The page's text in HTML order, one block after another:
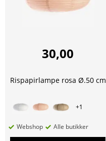
30,00
Rispapirlampe rosa Ø.50 cm
+1
Webshop Alle butikker